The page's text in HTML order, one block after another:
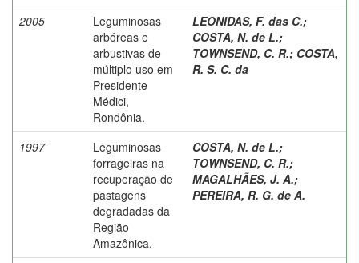
2005
Leguminosas
arbóreas e
arbustivas de
múltiplo uso em
Presidente
Médici,
Rondônia.
LEONIDAS, F. das C.;
COSTA, N. de L.;
TOWNSEND, C. R.; COSTA,
R. S. C. da
1997
Leguminosas
forrageiras na
recuperação de
pastagens
degradadas da
Região
Amazônica.
COSTA, N. de L.;
TOWNSEND, C. R.;
MAGALHÃES, J. A.;
PEREIRA, R. G. de A.